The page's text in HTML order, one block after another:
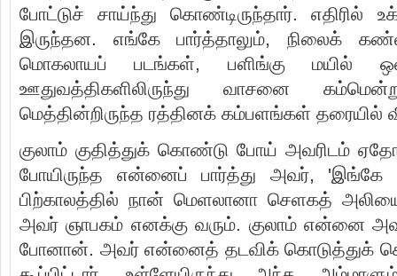
போட்டுச் சாய்ந்து கொண்டிருந்தார். எதிரில்
இருந்தன. எங்கே பார்த்தாலும், நிலைக்
மொகலாயப் படங்கள், பளிங்கு மயில்
ஊதுவத்திகளிலிருந்து வாசனை
மெத்தின்றிருந்த ரத்தினக் கம்பளங்கள் தரையில்
குலாம் குதித்துக் கொண்டு போய் அவரிடம்
போயிருந்த என்னைப் பார்த்து அவர், 'இங்கே
பிற்காலத்தில் நான் மெளலானா செளகத்
அவர் ஞாபகம் எனக்கு வரும். குலாம் என்னை
போனான். அவர் என்னைத் தடவிக் கொடுத்துக்